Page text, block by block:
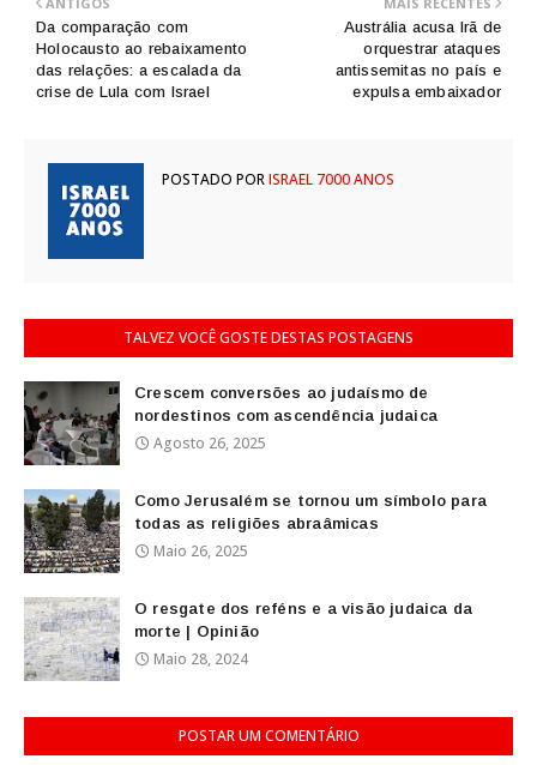
Austrália acusa Irã de
orquestrar ataques
antissemitas no país e
expulsa embaixador
Da comparação com
Holocausto ao rebaixamento
das relações: a escalada da
crise de Lula com Israel
POSTADO PORISRAEL 7000 ANOS
TALVEZ VOCÊ GOSTE DESTAS POSTAGENS
Crescem conversões ao judaísmo de
nordestinos com ascendência judaica
Agosto 26, 2025
Como Jerusalém se tornou um símbolo para
todas as religiões abraâmicas
Maio 26, 2025
O resgate dos reféns e a visão judaica da
morte | Opinião
Maio 28, 2024
POSTAR UM COMENTÁRIO